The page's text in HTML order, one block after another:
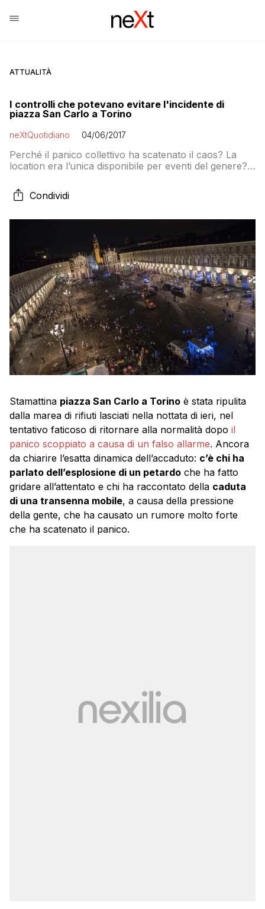
ATTUALITÀ
I controlli che potevano evitare l'incidente di
piazza San Carlo a Torino
neXtQuotidiano 04/06/2017
Perché il panico collettivo ha scatenato il caos? La
location era l’unica disponibile per eventi del genere?
bottiglie di vetro che hanno causato il ferimento di
molti? Ma soprattutto: i responsabili dell’ordine
Condividi
Stamattina piazza San Carlo a Torino è stata ripulita
dalla marea di rifiuti lasciati nella nottata di ieri, nel
tentativo faticoso di ritornare alla normalità dopo il
panico scoppiato a causa di un falso allarme. Ancora
da chiarire l’esatta dinamica dell’accaduto: c’è chi ha
parlato dell’esplosione di un petardo che ha fatto
gridare all’attentato e chi ha raccontato della caduta
di una transenna mobile, a causa della pressione
della gente, che ha causato un rumore molto forte
che ha scatenato il panico.